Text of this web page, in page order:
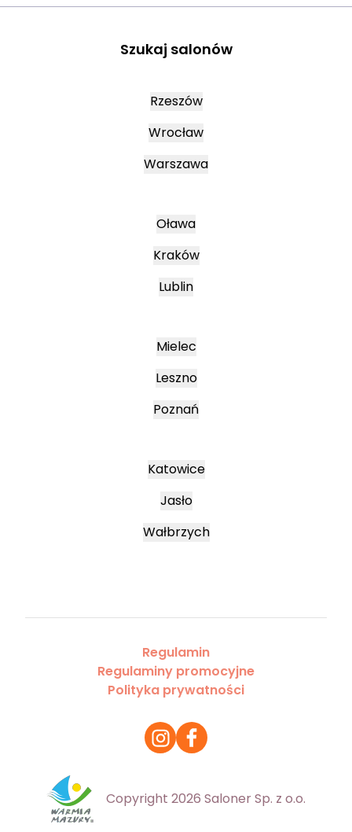
Szukaj salonów
Rzeszów
Wrocław
Warszawa
Oława
Kraków
Lublin
Mielec
Leszno
Poznań
Katowice
Jasło
Wałbrzych
Regulamin
Regulaminy promocyjne
Polityka prywatności
Copyright 2026 Saloner Sp. z o.o.